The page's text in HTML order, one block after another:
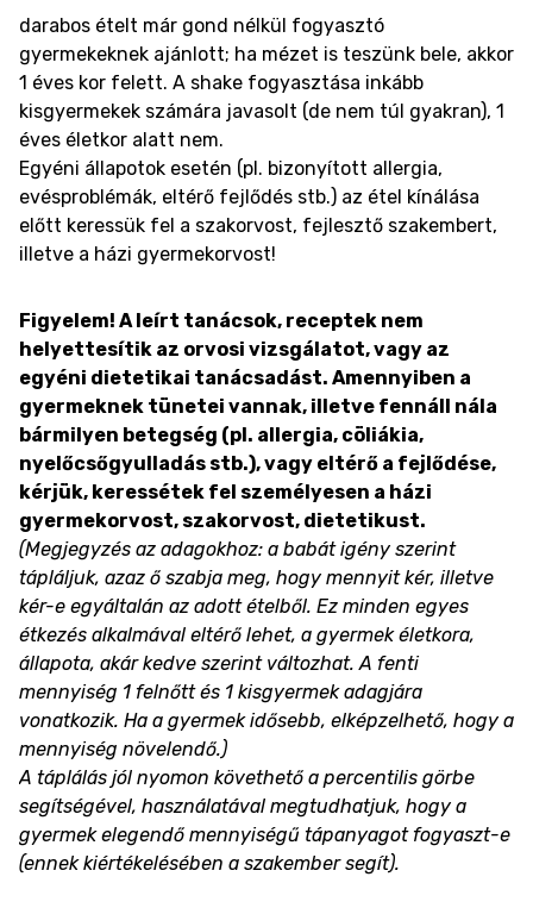
darabos ételt már gond nélkül fogyasztó
gyermekeknek ajánlott; ha mézet is teszünk bele, akkor
1 éves kor felett. A shake fogyasztása inkább
kisgyermekek számára javasolt (de nem túl gyakran), 1
éves életkor alatt nem.
Egyéni állapotok esetén (pl. bizonyított allergia,
evésproblémák, eltérő fejlődés stb.) az étel kínálása
előtt keressük fel a szakorvost, fejlesztő szakembert,
illetve a házi gyermekorvost!
Figyelem! A leírt tanácsok, receptek nem
helyettesítik az orvosi vizsgálatot, vagy az
egyéni dietetikai tanácsadást. Amennyiben a
gyermeknek tünetei vannak, illetve fennáll nála
bármilyen betegség (pl. allergia, cöliákia,
nyelőcsőgyulladás stb.), vagy eltérő a fejlődése,
kérjük, keressétek fel személyesen a házi
gyermekorvost, szakorvost, dietetikust.
(Megjegyzés az adagokhoz: a babát igény szerint
tápláljuk, azaz ő szabja meg, hogy mennyit kér, illetve
kér-e egyáltalán az adott ételből. Ez minden egyes
étkezés alkalmával eltérő lehet, a gyermek életkora,
állapota, akár kedve szerint változhat. A fenti
mennyiség 1 felnőtt és 1 kisgyermek adagjára
vonatkozik. Ha a gyermek idősebb, elképzelhető, hogy a
mennyiség növelendő.)
A táplálás jól nyomon követhető a percentilis görbe
segítségével, használatával megtudhatjuk, hogy a
gyermek elegendő mennyiségű tápanyagot fogyaszt-e
(ennek kiértékelésében a szakember segít).